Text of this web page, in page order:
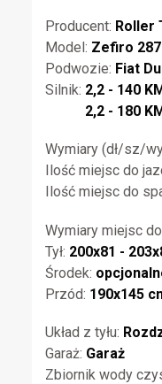
Producent: Roller
Model: Zefiro
Podwozie: Fiat
Silnik: 2,2 - 140
2,2 - 180
Wymiary (dł/sz/
Ilość miejsc do
Ilość miejsc do
Wymiary miejsc
Tył: 200x81 -
Środek:
Przód: 190x145
Układ z tyłu:
Garaż: Garaż
Zbiornik wody